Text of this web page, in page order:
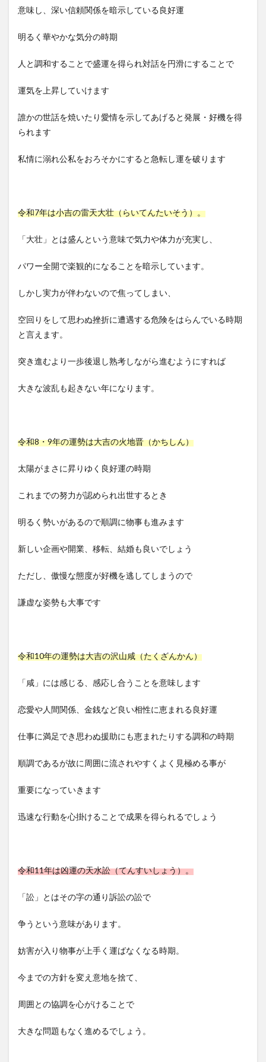
意味し、深い信頼関係を暗示している良好運
明るく華やかな気分の時期
人と調和することで盛運を得られ対話を円滑にすることで
運気を上昇していけます
誰かの世話を焼いたり愛情を示してあげると発展・好機を得
られます
私情に溺れ公私をおろそかにすると急転し運を破ります
令和7年は小吉の雷天大壮（らいてんたいそう）。
「大壮」とは盛んという意味で気力や体力が充実し、
パワー全開で楽観的になることを暗示しています。
しかし実力が伴わないので焦ってしまい、
空回りをして思わぬ挫折に遭遇する危険をはらんでいる時期
と言えます。
突き進むより一歩後退し熟考しながら進むようにすれば
大きな波乱も起きない年になります。
令和8・9年の運勢は大吉の火地晋（かちしん）
太陽がまさに昇りゆく良好運の時期
これまでの努力が認められ出世するとき
明るく勢いがあるので順調に物事も進みます
新しい企画や開業、移転、結婚も良いでしょう
ただし、傲慢な態度が好機を逃してしまうので
謙虚な姿勢も大事です
令和10年の運勢は大吉の沢山咸（たくざんかん）
「咸」には感じる、感応し合うことを意味します
恋愛や人間関係、金銭など良い相性に恵まれる良好運
仕事に満足でき思わぬ援助にも恵まれたりする調和の時期
順調であるが故に周囲に流されやすくよく見極める事が
重要になっていきます
迅速な行動を心掛けることで成果を得られるでしょう
令和11年は凶運の天水訟（てんすいしょう）。
「訟」とはその字の通り訴訟の訟で
争うという意味があります。
妨害が入り物事が上手く運ばなくなる時期。
今までの方針を変え意地を捨て、
周囲との協調を心がけることで
大きな問題もなく進めるでしょう。